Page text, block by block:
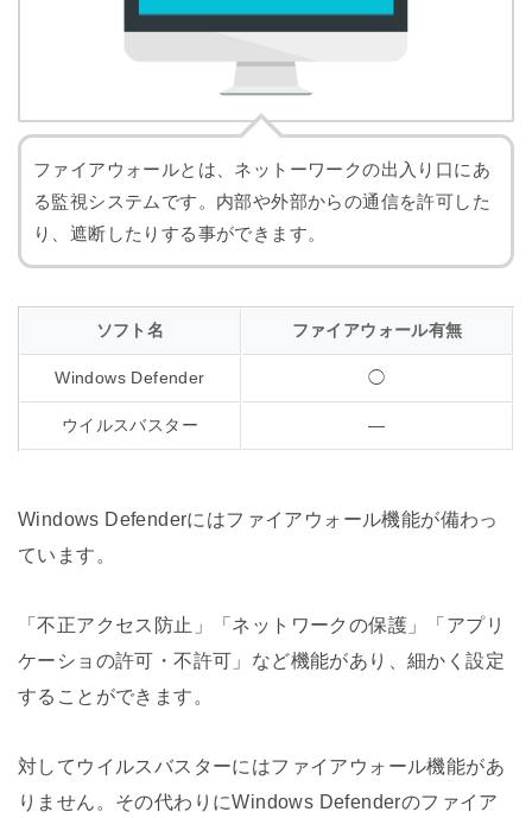
ファイアウォールとは、ネットーワークの出入り口にあ
る監視システムです。内部や外部からの通信を許可した
り、遮断したりする事ができます。
ソフト名 ファイアウォール有無
Windows Defender ◯
ウイルスバスター ―
Windows Defenderにはファイアウォール機能が備わっ
ています。
「不正アクセス防止」「ネットワークの保護」「アプリ
ケーショの許可・不許可」など機能があり、細かく設定
することができます。
対してウイルスバスターにはファイアウォール機能があ
りません。その代わりにWindows Defenderのファイア